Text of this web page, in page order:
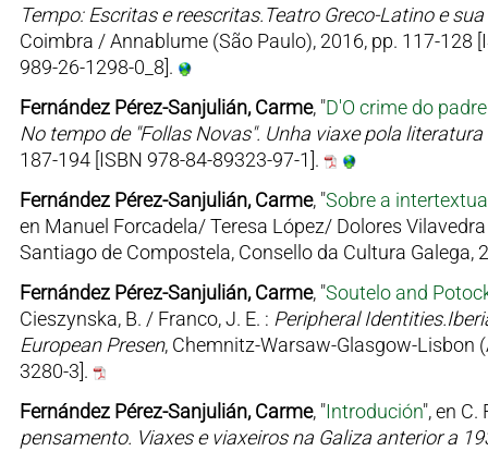
Tempo: Escritas e reescritas.Teatro Greco-Latino e
Coimbra / Annablume (São Paulo), 2016, pp. 117-
989-26-1298-0_8].
Fernández Pérez-Sanjulián, Carme, "D'O crime do
No tempo de "Follas Novas". Unha viaxe pola
187-194 [ISBN 978-84-89323-97-1].
Fernández Pérez-Sanjulián, Carme, "Sobre a
en Manuel Forcadela/ Teresa López/ Dolores
Santiago de Compostela, Consello da Cultura
Fernández Pérez-Sanjulián, Carme, "Soutelo and
Cieszynska, B. / Franco, J. E. : Peripheral
European Presen, Chemnitz-Warsaw-Glasgow-Lisbon
3280-3].
Fernández Pérez-Sanjulián, Carme, "Introdución", en
pensamento. Viaxes e viaxeiros na Galiza anterior a